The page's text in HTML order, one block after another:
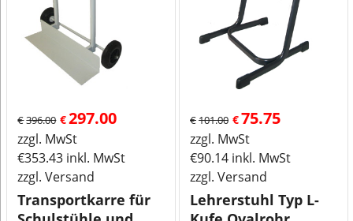
€396.00 €297.00
zzgl. MwSt
€353.43 inkl. MwSt
zzgl. Versand
Transportkarre für
€101.00 €75.75
zzgl. MwSt
€90.14 inkl. MwSt
zzgl. Versand
Lehrerstuhl Typ L-